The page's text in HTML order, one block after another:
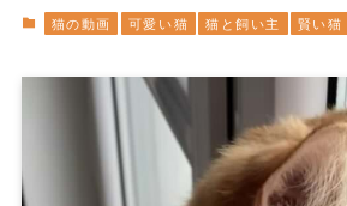
猫の動画 可愛い猫 猫と飼い主 賢い猫